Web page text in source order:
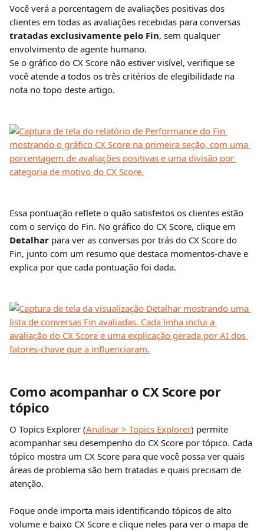
Você verá a porcentagem de avaliações positivas dos
clientes em todas as avaliações recebidas para conversas
tratadas exclusivamente pelo Fin, sem qualquer
envolvimento de agente humano.
Se o gráfico do CX Score não estiver visível, verifique se
você atende a todos os três critérios de elegibilidade na
nota no topo deste artigo.
Essa pontuação reflete o quão satisfeitos os clientes estão
com o serviço do Fin. No gráfico do CX Score, clique em
Detalhar para ver as conversas por trás do CX Score do
Fin, junto com um resumo que destaca momentos-chave e
explica por que cada pontuação foi dada.
Como acompanhar o CX Score por
tópico
O Topics Explorer (Analisar > Topics Explorer) permite
acompanhar seu desempenho do CX Score por tópico. Cada
tópico mostra um CX Score para que você possa ver quais
áreas de problema são bem tratadas e quais precisam de
atenção.
Foque onde importa mais identificando tópicos de alto
volume e baixo CX Score e clique neles para ver o mapa de